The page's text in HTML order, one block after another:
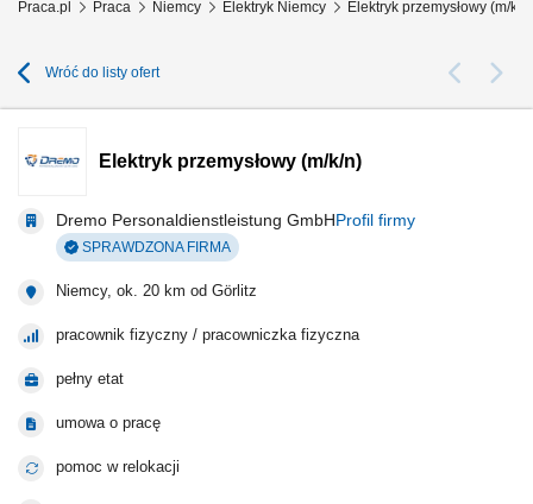
Praca.pl Praca Niemcy Elektryk Niemcy Elektryk przemysłowy (m/k/n)
Wróć do listy ofert
Elektryk przemysłowy (m/k/n)
Dremo Personaldienstleistung GmbHProfil firmy
SPRAWDZONA FIRMA
Niemcy, ok. 20 km od Görlitz
pracownik fizyczny / pracowniczka fizyczna
pełny etat
umowa o pracę
pomoc w relokacji